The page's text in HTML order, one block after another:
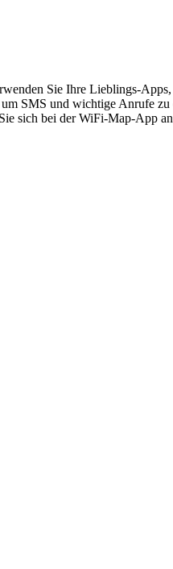
Sie Ihre Lieblings-
SMS und wichtige Anrufe
sich bei der WiFi-Map-App